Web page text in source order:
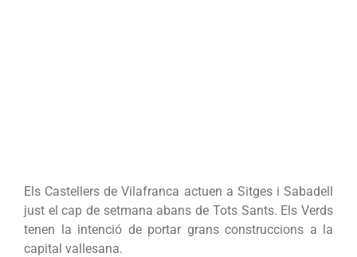
Els Castellers de Vilafranca actuen a Sitges i Sabadell
just el cap de setmana abans de Tots Sants. Els Verds
tenen la intenció de portar grans construccions a la
capital vallesana.